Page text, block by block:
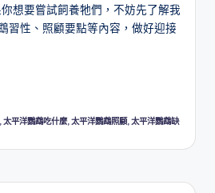
想要嘗試飼養牠們，不妨先了解我
習性、照顧要點等內容，做好迎接
太平洋鸚鵡吃什麼,太平洋鸚鵡照顧,太平洋鸚鵡缺